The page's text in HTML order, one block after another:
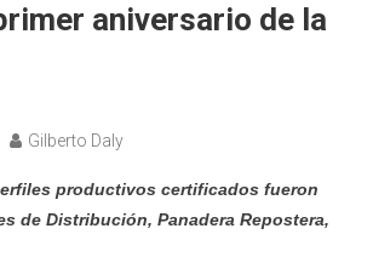
aniversario de la
Gilberto Daly
productivos certificados fueron
de Distribución, Panadera Repostera,